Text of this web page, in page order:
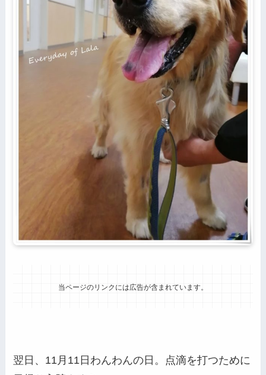
当ページのリンクには広告が含まれています。
翌日、11月11日わんわんの日。点滴を打つために